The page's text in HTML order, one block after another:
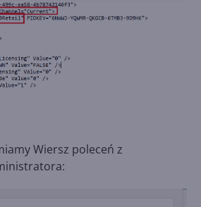
Wiersz poleceń z